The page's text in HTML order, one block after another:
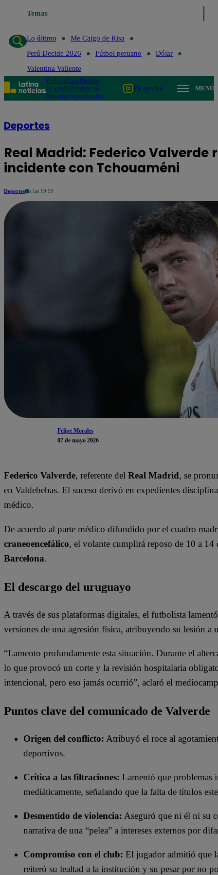
Temas
Lo último
Lo último
Me Caigo de Risa
Perú Decide 2026
Fútbol peruano
Dólar
Valentina Valiente
PolíticaLimaMundo
Te ayudoTendencias
DeportesEspectáculos
TV en vivo MENÚ
Deportes
Real Madrid: Federico Valverde
incidente con Tchouaméni
Deportes a las 19:59
Felipe Morales
07 de mayo 2026
Federico Valverde, referente del Real Madrid, se
en Valdebebas. El suceso derivó en expedientes
médico.
De acuerdo al parte médico difundido por el cuadro
craneoencefálico, el volante cumplirá reposo de 10 a 14
Barcelona.
El descargo del uruguayo
A través de sus plataformas digitales, el futbolista
versiones de una agresión física, atribuyendo su lesión
“Lamento profundamente esta situación. Durante el
lo que provocó un corte y la revisión hospitalaria
intencional, pero eso jamás ocurrió”, aclaró el
Puntos clave del comunicado de Valverde
Origen del conflicto: Atribuyó el roce al
deportivos.
Crítica a las filtraciones: Lamentó que problemas
mediáticamente, señalando que la falta de títulos
Desmentido de violencia: Aseguró que ni él ni su
narrativa de una “pelea” a intereses externos por
Compromiso con el club: El jugador admitió que
reiteró su lealtad a la institución y su pesar por no